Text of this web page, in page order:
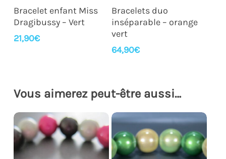
Ajouter Au Panier
Bracelet enfant Miss
Dragibussy – Vert
21,90€
Ajouter Au Panier
Bracelets duo
inséparable – orange
vert
64,90€
Vous aimerez peut-être aussi…